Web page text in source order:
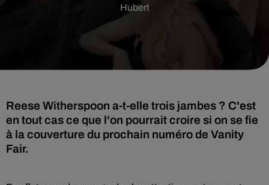
Hubert
Reese Witherspoon a-t-elle trois jambes ? C'est
en tout cas ce que l'on pourrait croire si on se fie
à la couverture du prochain numéro de Vanity
Fair.